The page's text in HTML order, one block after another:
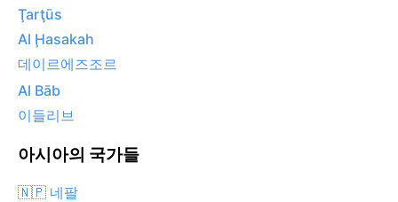
Ţarţūs
Al Ḩasakah
데이르에즈조르
Al Bāb
이들리브
아시아의 국가들
🇳🇵 네팔